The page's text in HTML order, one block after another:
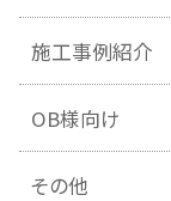
施工事例紹介
OB様向け
その他